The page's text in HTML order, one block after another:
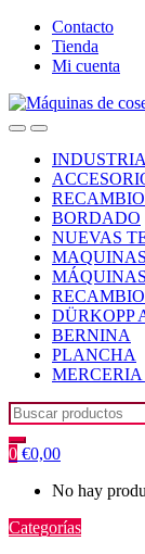
Skip
navigation
Skip
content
Contacto
Tienda
Mi cuenta
OpenClose
INDUSTRIA
BORDADO
NUEVAS
DÜRKOPP
BERNINA
PLANCHA
Search
for:
0 €0,00
No hay
Categorías